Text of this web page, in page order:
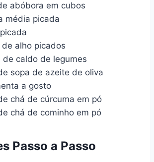
abóbora em cubos
média picada
alho picados
de caldo de legumes
sopa de azeite de oliva
a gosto
chá de cúrcuma em pó
chá de cominho em pó
Passo a Passo